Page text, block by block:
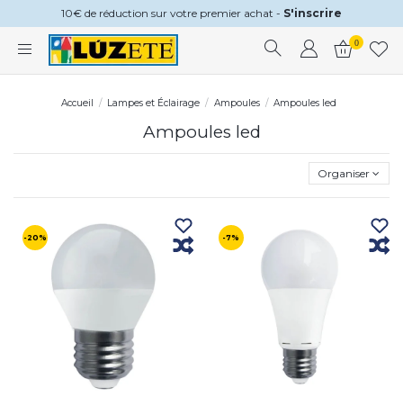
10€ de réduction sur votre premier achat - S'inscrire
0
Accueil Lampes et Éclairage Ampoules Ampoules led
Ampoules led
Organiser
-20% -7%